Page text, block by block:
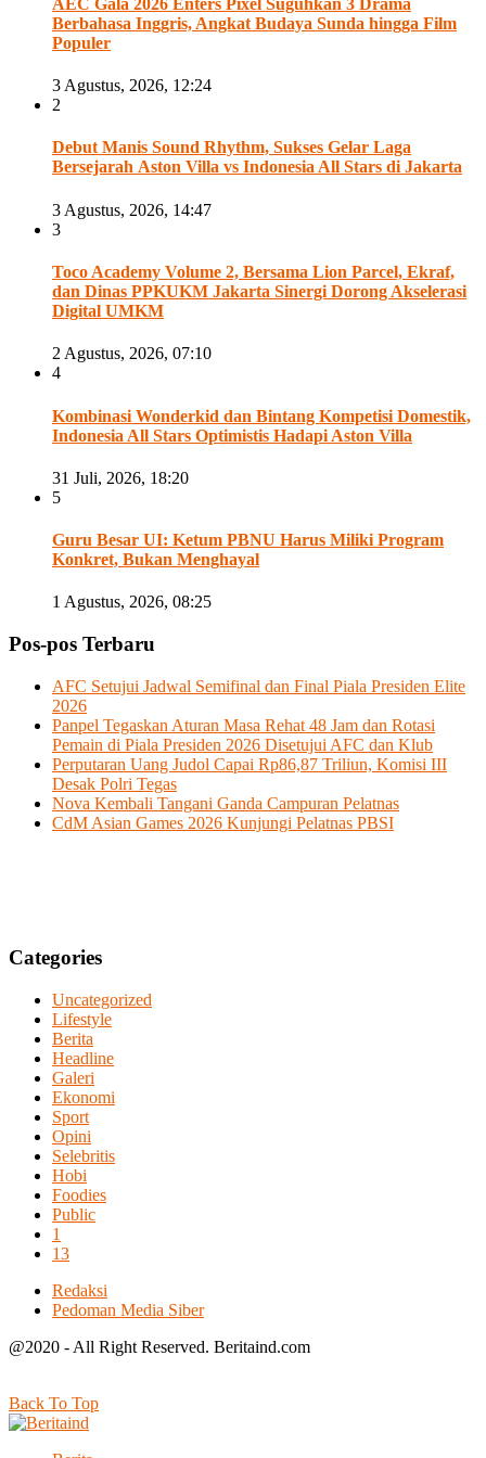
AEC Gala 2026 Enters Pixel Suguhkan 3 Drama
Berbahasa Inggris, Angkat Budaya Sunda hingga Film
Populer
3 Agustus, 2026, 12:24
2
Debut Manis Sound Rhythm, Sukses Gelar Laga
Bersejarah Aston Villa vs Indonesia All Stars di Jakarta
3 Agustus, 2026, 14:47
3
Toco Academy Volume 2, Bersama Lion Parcel, Ekraf,
dan Dinas PPKUKM Jakarta Sinergi Dorong Akselerasi
Digital UMKM
2 Agustus, 2026, 07:10
4
Kombinasi Wonderkid dan Bintang Kompetisi Domestik,
Indonesia All Stars Optimistis Hadapi Aston Villa
31 Juli, 2026, 18:20
5
Guru Besar UI: Ketum PBNU Harus Miliki Program
Konkret, Bukan Menghayal
1 Agustus, 2026, 08:25
Pos-pos Terbaru
AFC Setujui Jadwal Semifinal dan Final Piala Presiden Elite
2026
Panpel Tegaskan Aturan Masa Rehat 48 Jam dan Rotasi
Pemain di Piala Presiden 2026 Disetujui AFC dan Klub
Perputaran Uang Judol Capai Rp86,87 Triliun, Komisi III
Desak Polri Tegas
Nova Kembali Tangani Ganda Campuran Pelatnas
CdM Asian Games 2026 Kunjungi Pelatnas PBSI
Categories
Uncategorized
Lifestyle
Berita
Headline
Galeri
Ekonomi
Sport
Opini
Selebritis
Hobi
Foodies
Public
1
13
Redaksi
Pedoman Media Siber
@2020 - All Right Reserved. Beritaind.com
Back To Top